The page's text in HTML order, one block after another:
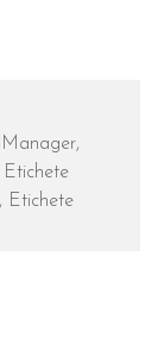
Etichete
Etichete